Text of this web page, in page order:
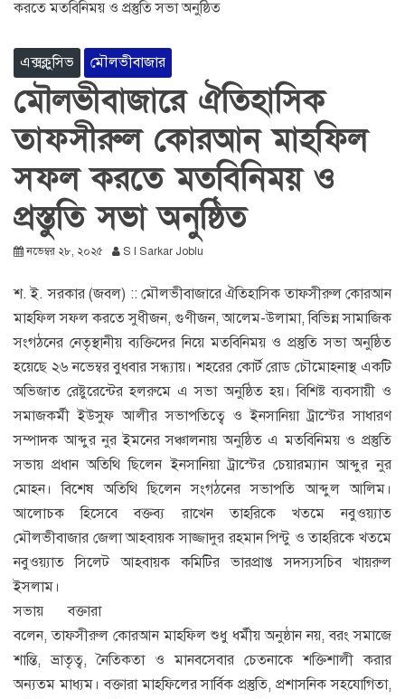
এক্সক্লুসিভ মৌলভীবাজার
মৌলভীবাজারে ঐতিহাসিক
তাফসীরুল কোরআন মাহফিল
সফল করতে মতবিনিময় ও
প্রস্তুতি সভা অনুষ্ঠিত
নভেম্বর ২৮, ২০২৫ S I Sarkar Joblu
শ. ই. সরকার (জবল) :: মৌলভীবাজারে ঐতিহাসিক তাফসীরুল কোরআন
মাহফিল সফল করতে সুধীজন, গুণীজন, আলেম-উলামা, বিভিন্ন সামাজিক
সংগঠনের নেতৃস্থানীয় ব্যক্তিদের নিয়ে মতবিনিময় ও প্রস্তুতি সভা অনুষ্ঠিত
হয়েছে ২৬ নভেম্বর বুধবার সন্ধ্যায়। শহরের কোর্ট রোড চৌমোহনাস্থ একটি
অভিজাত রেষ্টুরেন্টের হলরুমে এ সভা অনুষ্ঠিত হয়। বিশিষ্ট ব্যবসায়ী ও
সমাজকর্মী ইউসুফ আলীর সভাপতিত্বে ও ইনসানিয়া ট্রাস্টের সাধারণ
সম্পাদক আব্দুর নুর ইমনের সঞ্চালনায় অনুষ্ঠিত এ মতবিনিময় ও প্রস্তুতি
সভায় প্রধান অতিথি ছিলেন ইনসানিয়া ট্রাস্টের চেয়ারম্যান আব্দুর নুর
মোহন। বিশেষ অতিথি ছিলেন সংগঠনের সভাপতি আব্দুল আলিম।
আলোচক হিসেবে বক্তব্য রাখেন তাহরিকে খতমে নবুওয়্যাত
মৌলভীবাজার জেলা আহবায়ক সাজ্জাদুর রহমান পিন্টু ও তাহরিকে খতমে
নবুওয়্যাত সিলেট আহবায়ক কমিটির ভারপ্রাপ্ত সদস্যসচিব খায়রুল
ইসলাম।
সভায় বক্তারা
বলেন, তাফসীরুল কোরআন মাহফিল শুধু ধর্মীয় অনুষ্ঠান নয়, বরং সমাজে
শান্তি, ভ্রাতৃত্ব, নৈতিকতা ও মানবসেবার চেতনাকে শক্তিশালী করার
অন্যতম মাধ্যম। বক্তারা মাহফিলের সার্বিক প্রস্তুতি, প্রশাসনিক সহযোগিতা,